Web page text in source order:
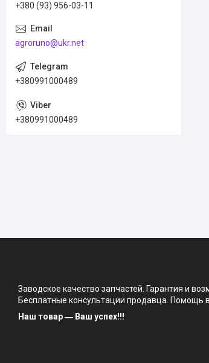
+380 (93) 956-03-11
agroruno@ukr.net
+380991000489
+380991000489
Заводское качество запчастей. Гарантия и
Бесплатные консультации продавца. Помощь
Наш товар ― Ваш успех!!!